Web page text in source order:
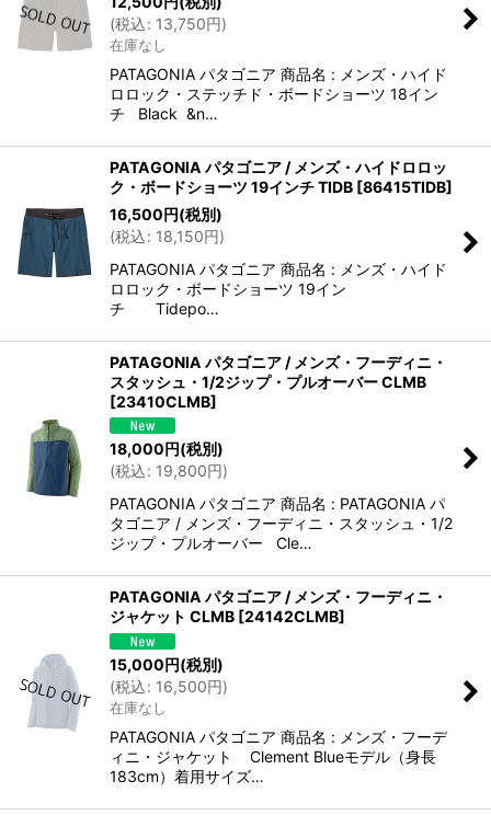
(税込: 13,750円)
在庫なし
PATAGONIA パタゴニア 商品名 : メンズ・ハイド
ロロック・ステッチド・ボードショーツ 18イン
チ Black &n…
PATAGONIA パタゴニア / メンズ・ハイドロロッ
ク・ボードショーツ 19インチ TIDB [86415TIDB]
16,500円(税別)
(税込: 18,150円)
PATAGONIA パタゴニア 商品名 : メンズ・ハイド
ロロック・ボードショーツ 19イン
チ Tidepo…
PATAGONIA パタゴニア / メンズ・フーディニ・
スタッシュ・1/2ジップ・プルオーバー CLMB
[23410CLMB]
18,000 円(税別)
(税込: 19,800円)
PATAGONIA パタゴニア 商品名 : PATAGONIA パ
タゴニア / メンズ・フーディニ・スタッシュ・1/2
ジップ・プルオーバー Cle…
PATAGONIA パタゴニア / メンズ・フーディニ・
ジャケット CLMB [24142CLMB]
15,000円(税別)
(税込: 16,500円)
在庫なし
PATAGONIA パタゴニア 商品名 : メンズ・フーデ
ィニ・ジャケット Clement Blueモデル（身長
183cm）着用サイズ…